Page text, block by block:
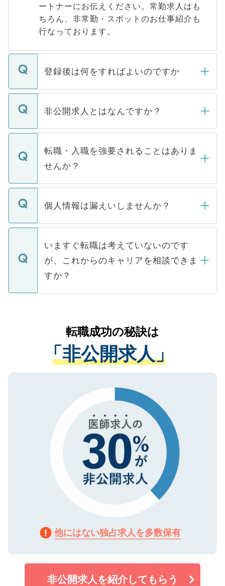
ートナーにお伝えください。常勤求人はも
ちろん、非常勤・スポットのお仕事紹介も
行なっております。
登録後は何をすればよいのですか
ご登録いただきましたら、弊社担当者がご
登録内容を確認し、その後メールもしくは
ます。通常、5営業日以内にはご連絡をせて
いただきますので、しばらくお待ちくださ
い。
非公開求人とはなんですか？
マイナビDOCTORで取り扱っている求人の
うち約3割は、Webサイトからご覧いただ
けない「非公開求人」です。非公開求人は
下記の理由によって、一般には公開してい
ません。
■応募殺到を避けるため 人気のある医療機
関を公にしてしまうと、応募が殺到する場
に、医療機関が求める条件に合った人材の
みを人材紹介会社に依頼するケースが増え
ています。
転職・入職を強要されることはありま
せんか？
転職・入職を強要することは一切ありませ
ん。また、仮に応募先から内定をいただい
定を承諾する必要はありません。内定先へ
の辞退の連絡はキャリアパートナーが行い
ますので、ご安心ください。
個人情報は漏えいしませんか？
個人情報が漏えいすることはありませんの
で、ご安心ください。当サイトからの登録
などで収集したご登録者様の個人情報は、
ご本人のキャリアアップおよび転職活動の
支援を目的に使用いたします。お預かりし
ているすべての個人データはご本人の許可
は、個人情報の取り扱いについての厳密な
管理基準を満たした事業者のみに付与され
る、プライバシーマークを取得済みです。
ご登録いただいた個人情報は、SSL（デー
で、機密保持に関してもご安心ください。
いますぐ転職は考えていないのです
が、これからのキャリアを相談できま
すか？
かがいして、現在の医療機関の状況や紹介
経験をまじえながら、適切なアドバイスを
させていただきます。すぐにご転職をされ
ない方には、長期的なサポートが可能です
ので、まずはご登録ください。
転職成功の秘訣は
「非公開求人」
他にはない独占求人を多数保有
非公開求人を紹介してもらう